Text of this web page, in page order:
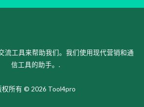
流工具来帮助我们。我们使用现代营销和通
信工具的助手。.
权所有 © 2026 Tool4pro